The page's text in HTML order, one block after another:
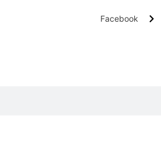
Facebook